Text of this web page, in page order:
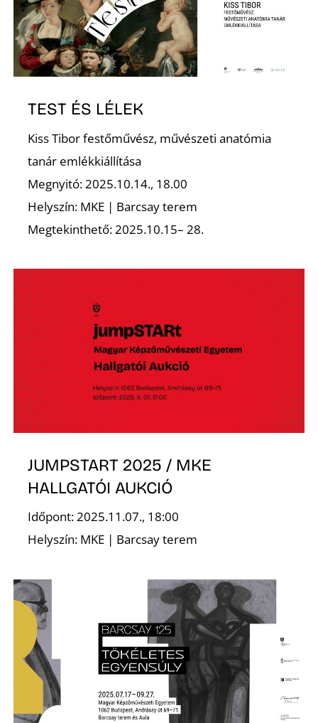
TEST ÉS LÉLEK
Kiss Tibor festőművész, művészeti anatómia
tanár emlékkiállítása
Megnyitó: 2025.10.14., 18.00
Helyszín: MKE | Barcsay terem
Megtekinthető: 2025.10.15– 28.
JUMPSTART 2025 / MKE
HALLGATÓI AUKCIÓ
Időpont: 2025.11.07., 18:00
Helyszín: MKE | Barcsay terem